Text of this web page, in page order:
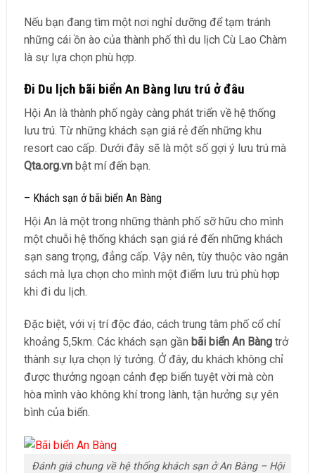
Nếu bạn đang tìm một nơi nghỉ dưỡng để tạm tránh
những cái ồn ào của thành phố thì du lịch Cù Lao Chàm
là sự lựa chọn phù hợp.
Đi Du lịch bãi biển An Bàng lưu trú ở đâu
Hội An là thành phố ngày càng phát triển về hệ thống
lưu trú. Từ những khách sạn giá rẻ đến những khu
resort cao cấp. Dưới đây sẽ là một số gợi ý lưu trú mà
Qta.org.vnbật mí đến bạn.
– Khách sạn ở bãi biển An Bàng
Hội An là một trong những thành phố sỡ hữu cho mình
một chuỗi hệ thống khách sạn giá rẻ đến những khách
sạn sang trọng, đẳng cấp. Vậy nên, tùy thuộc vào ngân
sách mà lựa chọn cho mình một điểm lưu trú phù hợp
khi đi du lịch.
Đặc biệt, với vị trí độc đáo, cách trung tâm phố cổ chỉ
khoảng 5,5km. Các khách sạn gần bãi biển An Bàngtrở
thành sự lựa chọn lý tưởng. Ở đây, du khách không chỉ
được thưởng ngoạn cảnh đẹp biển tuyệt vời mà còn
hòa mình vào không khí trong lành, tận hưởng sự yên
bình của biển.
Đánh giá chung về hệ thống khách sạn ở An Bàng – Hội